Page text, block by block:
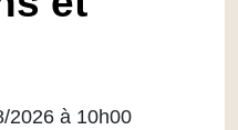
2026 à 10h00